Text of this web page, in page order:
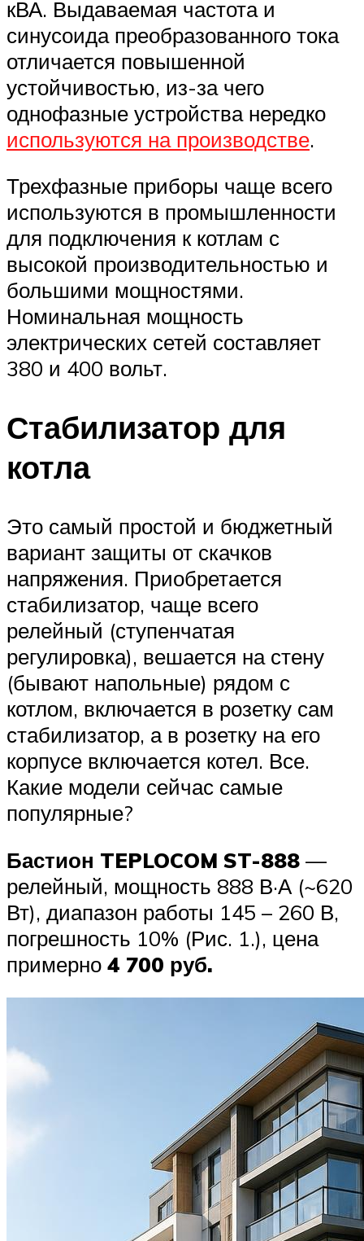
кВА. Выдаваемая частота и
синусоида преобразованного тока
отличается повышенной
устойчивостью, из-за чего
однофазные устройства нередко
используются на производстве.
Трехфазные приборы чаще всего
используются в промышленности
для подключения к котлам с
высокой производительностью и
большими мощностями.
Номинальная мощность
электрических сетей составляет
380 и 400 вольт.
Стабилизатор для
котла
Это самый простой и бюджетный
вариант защиты от скачков
напряжения. Приобретается
стабилизатор, чаще всего
релейный (ступенчатая
регулировка), вешается на стену
(бывают напольные) рядом с
котлом, включается в розетку сам
стабилизатор, а в розетку на его
корпусе включается котел. Все.
Какие модели сейчас самые
популярные?
Бастион TEPLOCOM ST-888 —
релейный, мощность 888 В·А (~620
Вт), диапазон работы 145 – 260 В,
погрешность 10% (Рис. 1.), цена
примерно 4 700 руб.